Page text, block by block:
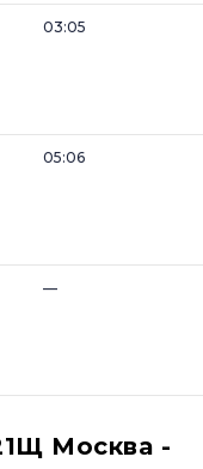
03:05
05:06
—
Москва -